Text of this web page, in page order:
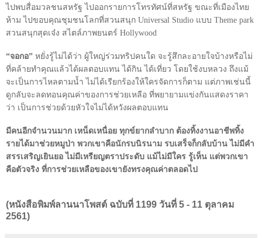
ไปพบสื่อมวลชนสหรัฐ ไปออกรายการโทรทัศน์ที่สหรัฐ ขณะที่เมืองไทย
ห้าม ไปขอบคุณชุมชนโลกที่สวนสนุก Universal Studio แบบ Theme park
สวนสนุกสุดเจ๋ง สไตล์ภาพยนตร์ Hollywood
“จอกอ” หยั่งรู้ไม่ได้ว่า ผู้ใหญ่ร่วมทริปคนใด จะรู้สึกละอายใจบ้างหรือไม่
ที่คล้ายทำคุณแล้วได้ผลตอบแทน ได้กิน ได้เที่ยว โดยใช้งบหลวง ถึงแม้
จะเป็นการไหลตามน้ำ ไม่ได้เรียกร้องให้ใครจัดการก็ตาม แต่ภาพเช่นนี้
ดูกลับจะลดทอนคุณค่าของการช่วยเหลือ ที่พยายามแข่งกันแสดงราคา
ว่า เป็นการช่วยด้วยหัวใจไม่ได้หวังผลตอบแทน
มีคนอีกจำนวนมาก เหน็ดเหนื่อย ทุกข์ยากลำบาก ต้องทิ้งงานอาชีพทิ้ง
รายได้มาช่วยหมูป่า พวกเขาคือนักรบนิรนาม รบเสร็จก็กลับบ้าน ไม่มีคำ
สรรเสริญเยินยอ ไม่มีเหรียญตราประดับ แม้ไม่มีใคร รู้เห็น แต่พวกเขา
คือตัวจริง ที่การช่วยเหลือของเขายังทรงคุณค่าตลอดไป
(หนังสือพิมพ์ลานนาโพสต์ ฉบับที่ 1199 วันที่ 5 - 11 ตุลาคม
2561)